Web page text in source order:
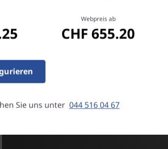
Webpreis ab
CHF 655.20
Sie uns unter 044 516 04 67